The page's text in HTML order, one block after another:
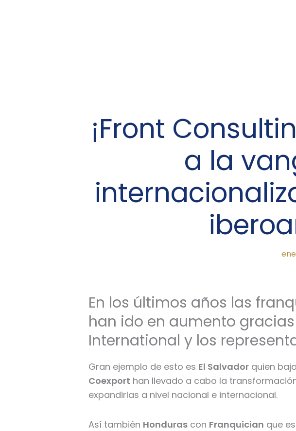
¡Front
a la
En los últimos años las
han ido en aumento
International y los
Gran ejemplo de esto es El Salvador quien
Coexport han llevado a cabo la
expandirlas a nivel nacional e internacional.
Así también Honduras con Franquician que